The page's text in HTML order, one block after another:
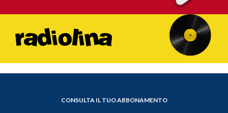
CONSULTA IL TUO ABBONAMENTO